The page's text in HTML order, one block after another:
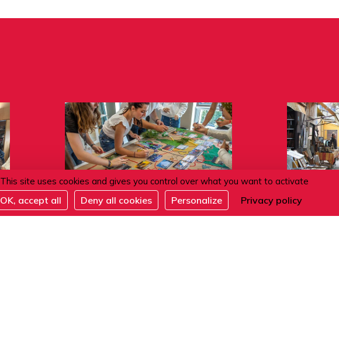
This site uses cookies and gives you control over what you want to activate
OK, accept all Deny all cookies Personalize Privacy policy
12.08.2026 14.08.2026